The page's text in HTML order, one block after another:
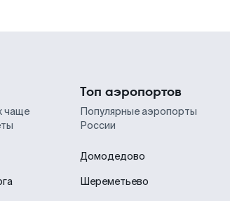
чаще
Топ аэропортов
Популярные аэропорты
России
Домодедово
Шереметьево